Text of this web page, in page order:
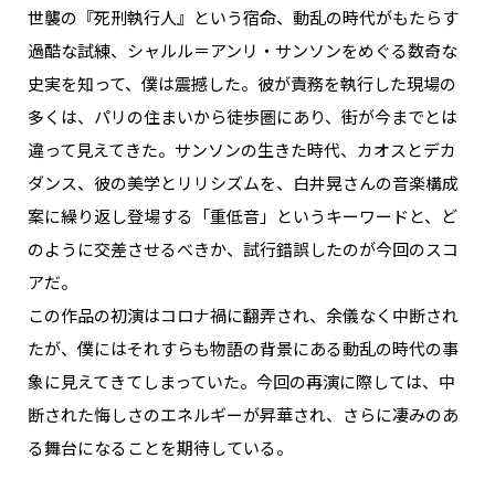
世襲の『死刑執行人』という宿命、動乱の時代がもたらす
過酷な試練、シャルル＝アンリ・サンソンをめぐる数奇な
史実を知って、僕は震撼した。彼が責務を執行した現場の
多くは、パリの住まいから徒歩圏にあり、街が今までとは
違って見えてきた。サンソンの生きた時代、カオスとデカ
ダンス、彼の美学とリリシズムを、白井晃さんの音楽構成
案に繰り返し登場する「重低音」というキーワードと、ど
のように交差させるべきか、試行錯誤したのが今回のスコ
アだ。
この作品の初演はコロナ禍に翻弄され、余儀なく中断され
たが、僕にはそれすらも物語の背景にある動乱の時代の事
象に見えてきてしまっていた。今回の再演に際しては、中
断された悔しさのエネルギーが昇華され、さらに凄みのあ
る舞台になることを期待している。